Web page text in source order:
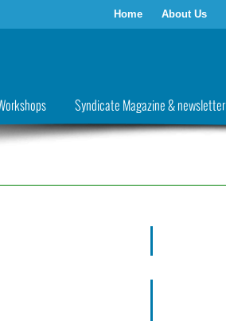
Home About Us
Syndicate Magazine & newsletter